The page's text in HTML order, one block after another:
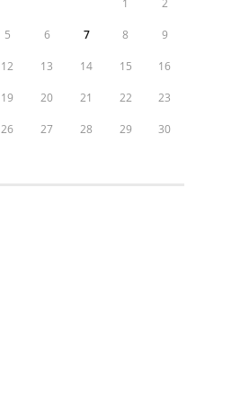
1 2
5 6 7 8 9
12 13 14 15 16
19 20 21 22 23
26 27 28 29 30